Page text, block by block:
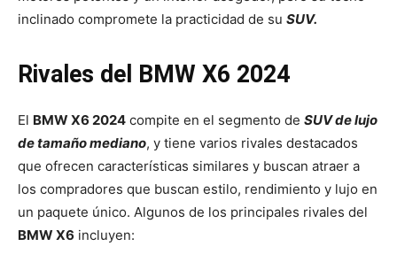
inclinado compromete la practicidad de su SUV.
Rivales del BMW X6 2024
El BMW X6 2024 compite en el segmento de SUV de lujo
de tamaño mediano, y tiene varios rivales destacados
que ofrecen características similares y buscan atraer a
los compradores que buscan estilo, rendimiento y lujo en
un paquete único. Algunos de los principales rivales del
BMW X6 incluyen: